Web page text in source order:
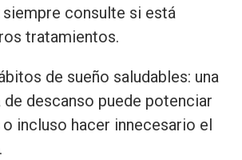
consulte si está
tratamientos.
de sueño saludables: una
de descanso puede potenciar
incluso hacer innecesario el